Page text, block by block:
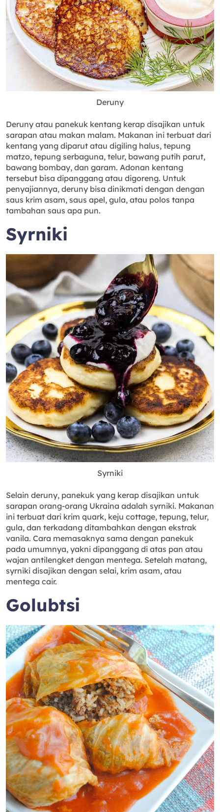
Deruny
Deruny atau panekuk kentang kerap disajikan untuk
sarapan atau makan malam. Makanan ini terbuat dari
kentang yang diparut atau digiling halus, tepung
matzo, tepung serbaguna, telur, bawang putih parut,
bawang bombay, dan garam. Adonan kentang
tersebut bisa dipanggang atau digoreng. Untuk
penyajiannya, deruny bisa dinikmati dengan dengan
saus krim asam, saus apel, gula, atau polos tanpa
tambahan saus apa pun.
Syrniki
Syrniki
Selain deruny, panekuk yang kerap disajikan untuk
sarapan orang-orang Ukraina adalah syrniki. Makanan
ini terbuat dari krim quark, keju cottage, tepung, telur,
gula, dan terkadang ditambahkan dengan ekstrak
vanila. Cara memasaknya sama dengan panekuk
pada umumnya, yakni dipanggang di atas pan atau
wajan antilengket dengan mentega. Setelah matang,
syrniki disajikan dengan selai, krim asam, atau
mentega cair.
Golubtsi